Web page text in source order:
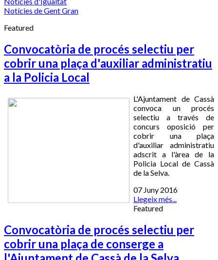
Notícies de Gent Gran
Featured
Convocatòria de procés selectiu per
cobrir una plaça d'auxiliar administratiu
a la Policia Local
L'Ajuntament de Cassà
convoca un procés
selectiu a través de
concurs oposició per
cobrir una plaça
d'auxiliar administratiu
adscrit a l'àrea de la
Policia Local de Cassà
de la Selva.
07 Juny 2016
Llegeix més...
Featured
Convocatòria de procés selectiu per
cobrir una plaça de conserge a